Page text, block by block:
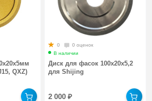
QXZ)
0
0 оценок
В наличии
Диск для фасок 100х20x5,2
для Shijing
2 000₽